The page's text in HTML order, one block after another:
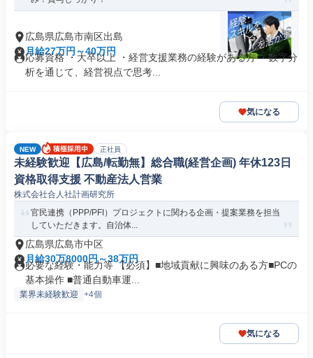
広島県広島市南区出島
月給27万円～40万円
応募資格 ・大卒以上 ・経営支援業務の経験がある方 ・数字分
析を通じて、経営視点で思考...
気になる
NEW 正社員
未経験歓迎【広島/転勤無】総合職(経営企画) 年休123日
資格取得支援 不動産法人営業
株式会社合人社計画研究所
官民連携（PPP/PFI）プロジェクトに関わる企画・提案業務を担当
していただきます。自治体...
広島県広島市中区
月給30万8000円～38万円
必要な経験・能力等 【必須】■地域貢献に興味のある方■PCの
基本操作 ■普通自動車運...
業界未経験歓迎 +4個
気になる